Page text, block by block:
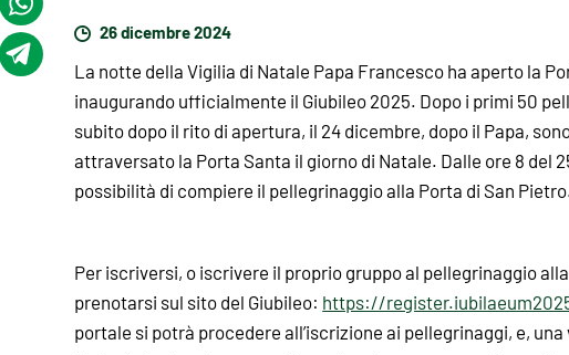
26 dicembre 2024
La notte della Vigilia di Natale Papa Francesco ha aperto la
inaugurando ufficialmente il Giubileo 2025. Dopo i primi 50
subito dopo il rito di apertura, il 24 dicembre, dopo il Papa,
attraversato la Porta Santa il giorno di Natale. Dalle ore 8 del
possibilità di compiere il pellegrinaggio alla Porta di San
Per iscriversi, o iscrivere il proprio gruppo al pellegrinaggio
prenotarsi sul sito del Giubileo: https://
portale si potrà procedere all’iscrizione ai pellegrinaggi, e,